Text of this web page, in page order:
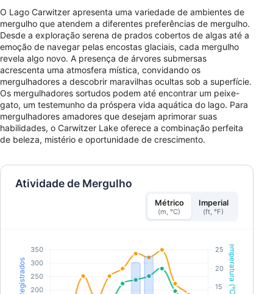
O Lago Carwitzer apresenta uma variedade de ambientes de
mergulho que atendem a diferentes preferências de mergulho.
Desde a exploração serena de prados cobertos de algas até a
emoção de navegar pelas encostas glaciais, cada mergulho
revela algo novo. A presença de árvores submersas
acrescenta uma atmosfera mística, convidando os
mergulhadores a descobrir maravilhas ocultas sob a superfície.
Os mergulhadores sortudos podem até encontrar um peixe-
gato, um testemunho da próspera vida aquática do lago. Para
mergulhadores amadores que desejam aprimorar suas
habilidades, o Carwitzer Lake oferece a combinação perfeita
de beleza, mistério e oportunidade de crescimento.
Atividade de Mergulho
Métrico
(m, °C)
Imperial
(ft, °F)